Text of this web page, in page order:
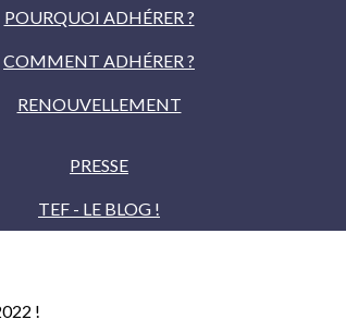
POURQUOI ADHÉRER ?
COMMENT ADHÉRER ?
RENOUVELLEMENT
PRESSE
TEF - LE BLOG !